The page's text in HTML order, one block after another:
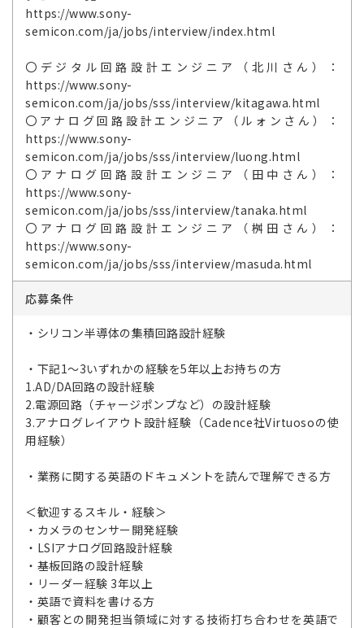
https://www.sony-
semicon.com/ja/jobs/interview/index.html
〇デジタル回路設計エンジニア（北川さん）：
https://www.sony-
semicon.com/ja/jobs/sss/interview/kitagawa.html
〇アナログ回路設計エンジニア（ルォンさん）：
https://www.sony-
semicon.com/ja/jobs/sss/interview/luong.html
〇アナログ回路設計エンジニア（田中さん）：
https://www.sony-
semicon.com/ja/jobs/sss/interview/tanaka.html
〇アナログ回路設計エンジニア（桝田さん）：
https://www.sony-
semicon.com/ja/jobs/sss/interview/masuda.html
応募条件
・シリコン半導体の集積回路設計経験
・下記1～3いずれかの経験を5年以上お持ちの方
1.AD/DA回路の設計経験
2.電源回路（チャージポンプなど）の設計経験
3.アナログレイアウト設計経験（Cadence社Virtuosoの使
用経験）
・業務に関する英語のドキュメントを読んで理解できる方
＜歓迎するスキル・経験＞
・カメラのセンサー開発経験
・LSIアナログ回路設計経験
・基板回路の設計経験
・リーダー経験 3年以上
・英語で資料を書ける方
・顧客との開発担当領域に対する技術打ち合わせを英語で